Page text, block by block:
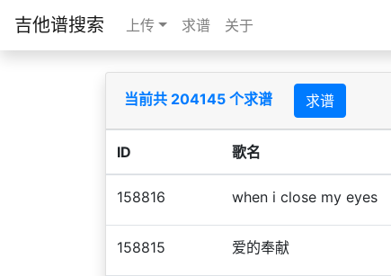
吉他谱搜索 上传 求谱 关于
当前共 204145 个求谱 求谱
ID 歌名
158816 when i close my eyes
158815 爱的奉献